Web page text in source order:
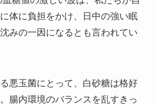
体に負担をかけ、日中の強い眠
みの一因になるとも言われてい
悪玉菌にとって、白砂糖は格好
腸内環境のバランスを乱すきっ